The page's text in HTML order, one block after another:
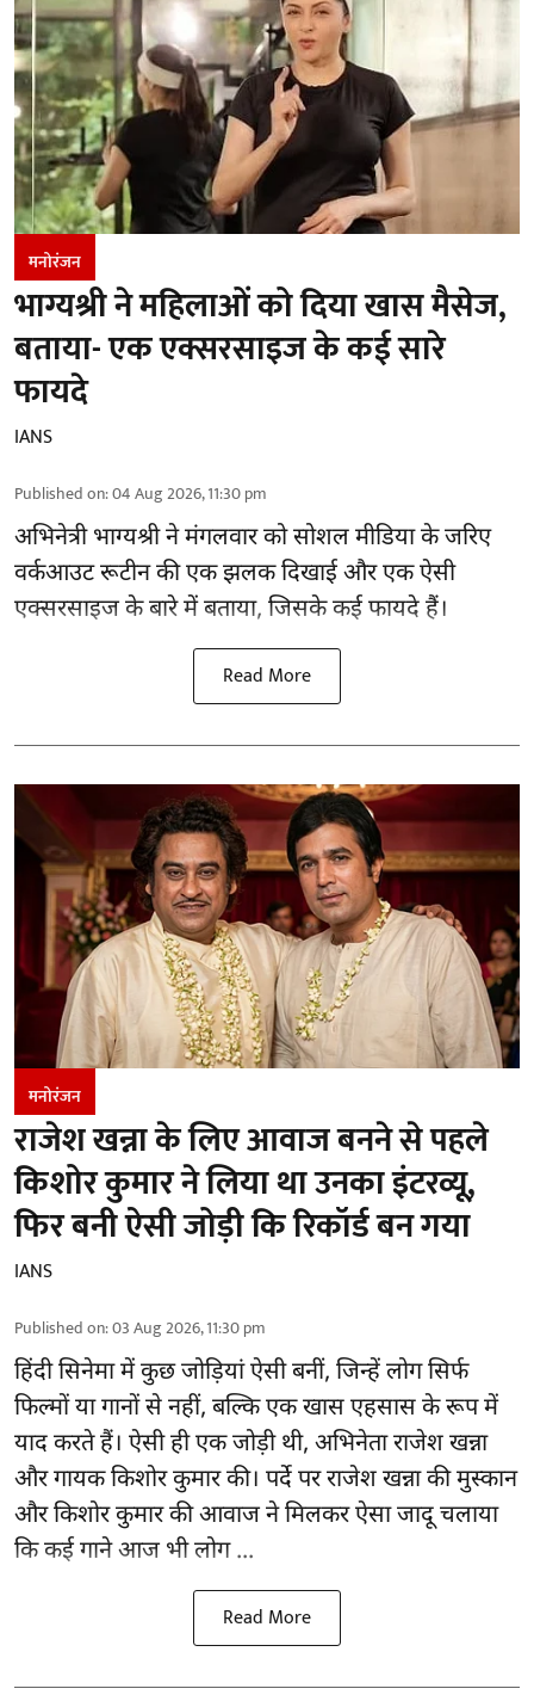
मनोरंजन
भाग्यश्री ने महिलाओं को दिया खास मैसेज,
बताया- एक एक्सरसाइज के कई सारे
फायदे
IANS
Published on:04 Aug 2026, 11:30 pm
अभिनेत्री भाग्यश्री ने मंगलवार को सोशल मीडिया के जरिए
वर्कआउट रूटीन की एक झलक दिखाई और एक ऐसी
एक्सरसाइज के बारे में बताया, जिसके कई फायदे हैं।
Read More
मनोरंजन
राजेश खन्ना के लिए आवाज बनने से पहले
किशोर कुमार ने लिया था उनका इंटरव्यू,
फिर बनी ऐसी जोड़ी कि रिकॉर्ड बन गया
IANS
Published on:03 Aug 2026, 11:30 pm
हिंदी सिनेमा में कुछ जोड़ियां ऐसी बनीं, जिन्हें लोग सिर्फ
फिल्मों या गानों से नहीं, बल्कि एक खास एहसास के रूप में
याद करते हैं। ऐसी ही एक जोड़ी थी, अभिनेता राजेश खन्ना
और गायक किशोर कुमार की। पर्दे पर राजेश खन्ना की मुस्कान
और किशोर कुमार कीआवाजने मिलकर ऐसा जादू चलाया
कि कई गाने आज भी लोग ...
Read More